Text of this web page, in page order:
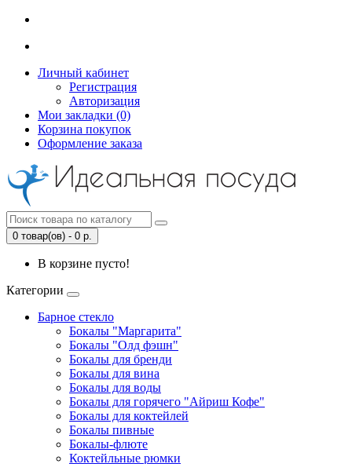
Личный кабинет
Регистрация
Авторизация
Мои закладки (0)
Корзина покупок
Оформление заказа
0 товар(ов) - 0 р.
В корзине пусто!
Категории
Барное стекло
Бокалы "Маргарита"
Бокалы "Олд фэшн"
Бокалы для бренди
Бокалы для вина
Бокалы для воды
Бокалы для горячего "Айриш Кофе"
Бокалы для коктейлей
Бокалы пивные
Бокалы-флюте
Коктейльные рюмки